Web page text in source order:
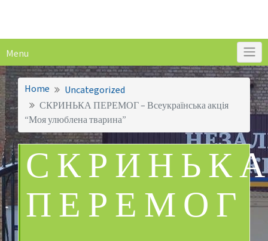
Menu
Home
Uncategorized
СКРИНЬКА ПЕРЕМОГ – Всеукраїнська акція
“Моя улюблена тварина”
ПЕРЕМОГ